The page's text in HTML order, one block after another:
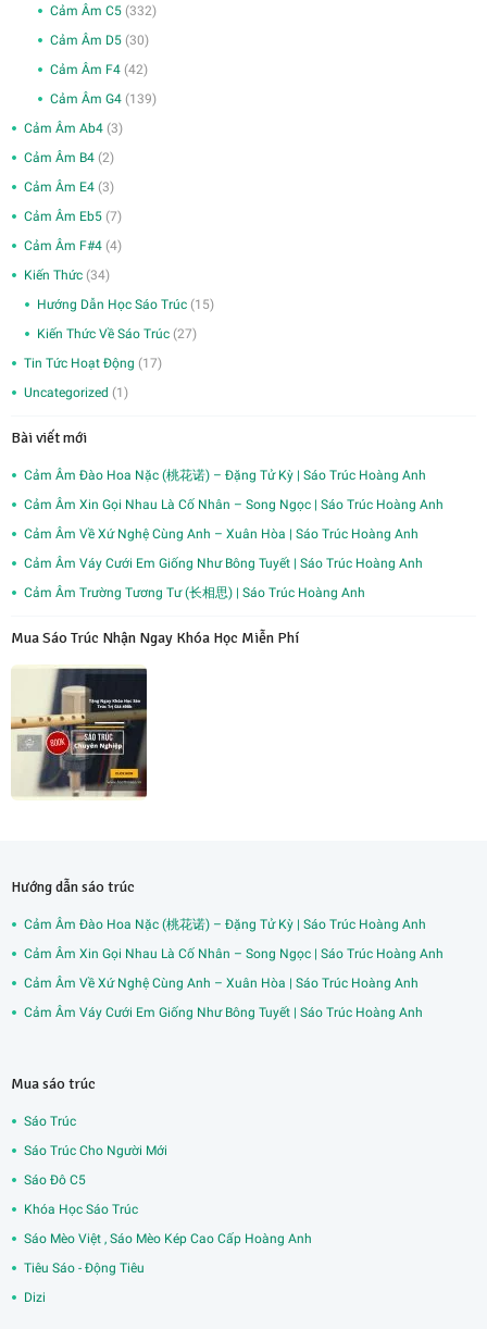
Cảm Âm C5 (332)
Cảm Âm D5 (30)
Cảm Âm F4 (42)
Cảm Âm G4 (139)
Cảm Âm Ab4 (3)
Cảm Âm B4 (2)
Cảm Âm E4 (3)
Cảm Âm Eb5 (7)
Cảm Âm F#4 (4)
Kiến Thức (34)
Hướng Dẫn Học Sáo Trúc (15)
Kiến Thức Về Sáo Trúc (27)
Tin Tức Hoạt Động (17)
Uncategorized (1)
Bài viết mới
Cảm Âm Đào Hoa Nặc (桃花诺) – Đặng Tử Kỳ | Sáo Trúc Hoàng Anh
Cảm Âm Xin Gọi Nhau Là Cố Nhân – Song Ngọc | Sáo Trúc Hoàng Anh
Cảm Âm Về Xứ Nghệ Cùng Anh – Xuân Hòa | Sáo Trúc Hoàng Anh
Cảm Âm Váy Cưới Em Giống Như Bông Tuyết | Sáo Trúc Hoàng Anh
Cảm Âm Trường Tương Tư (长相思) | Sáo Trúc Hoàng Anh
Mua Sáo Trúc Nhận Ngay Khóa Học Miễn Phí
Hướng dẫn sáo trúc
Cảm Âm Đào Hoa Nặc (桃花诺) – Đặng Tử Kỳ | Sáo Trúc Hoàng Anh
Cảm Âm Xin Gọi Nhau Là Cố Nhân – Song Ngọc | Sáo Trúc Hoàng Anh
Cảm Âm Về Xứ Nghệ Cùng Anh – Xuân Hòa | Sáo Trúc Hoàng Anh
Cảm Âm Váy Cưới Em Giống Như Bông Tuyết | Sáo Trúc Hoàng Anh
Mua sáo trúc
Sáo Trúc
Sáo Trúc Cho Người Mới
Sáo Đô C5
Khóa Học Sáo Trúc
Sáo Mèo Việt , Sáo Mèo Kép Cao Cấp Hoàng Anh
Tiêu Sáo - Động Tiêu
Dizi